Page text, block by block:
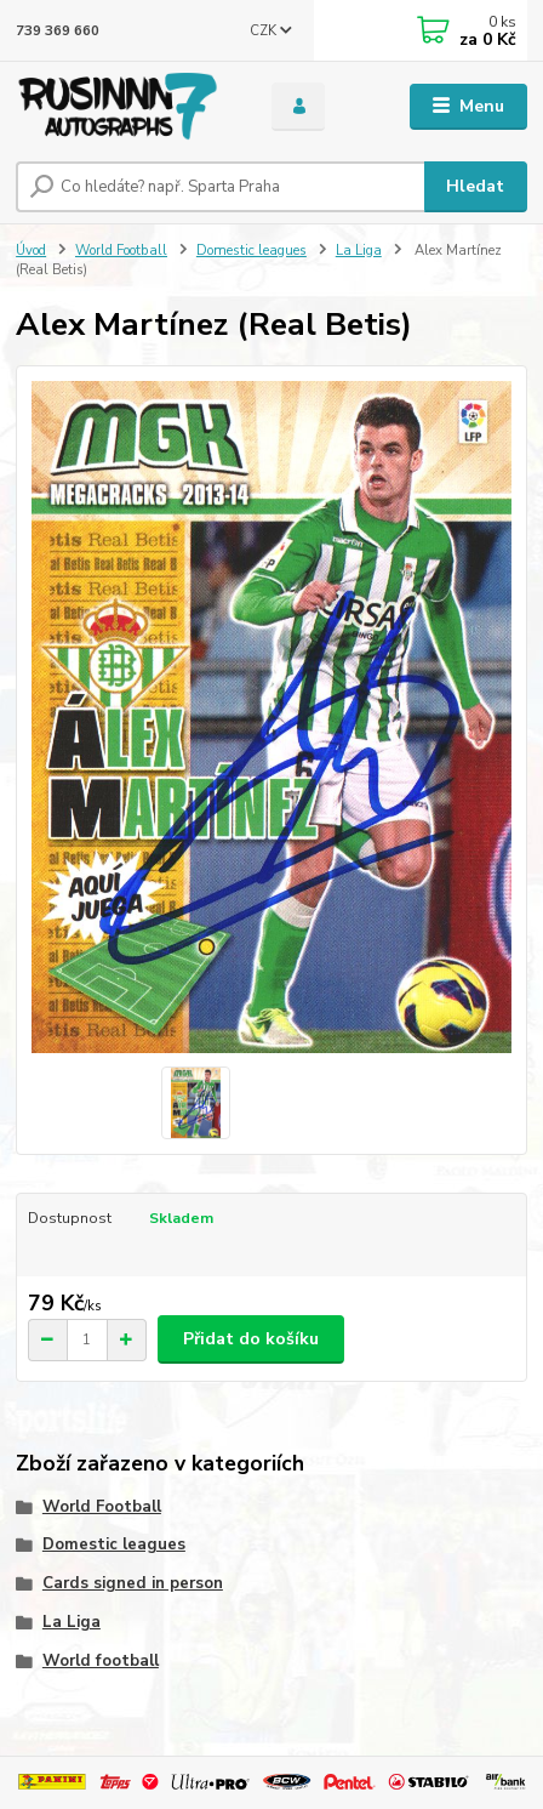
Menu
CZK
Hledat
739 369 660 0 ks
za 0 Kč
Úvod World Football Domestic leagues La Liga
Alex Martínez
(Real Betis)
Alex Martínez (Real Betis)
Dostupnost Skladem
79 Kč/ks
Přidat do košíku
Zboží zařazeno v kategoriích
World Football
Domestic leagues
Cards signed in person
La Liga
World football